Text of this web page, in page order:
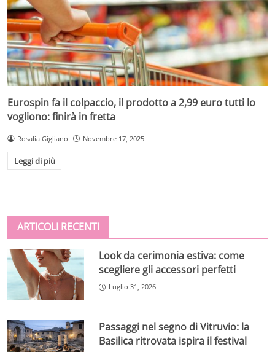
Eurospin fa il colpaccio, il prodotto a 2,99 euro tutti lo
vogliono: finirà in fretta
Rosalia Gigliano Novembre 17, 2025
Leggi di più
ARTICOLI RECENTI
Look da cerimonia estiva: come
scegliere gli accessori perfetti
Luglio 31, 2026
Passaggi nel segno di Vitruvio: la
Basilica ritrovata ispira il festival